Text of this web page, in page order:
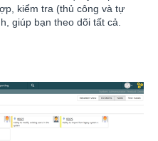
kiểm tra (thủ công và tự
giúp bạn theo dõi tất cả.